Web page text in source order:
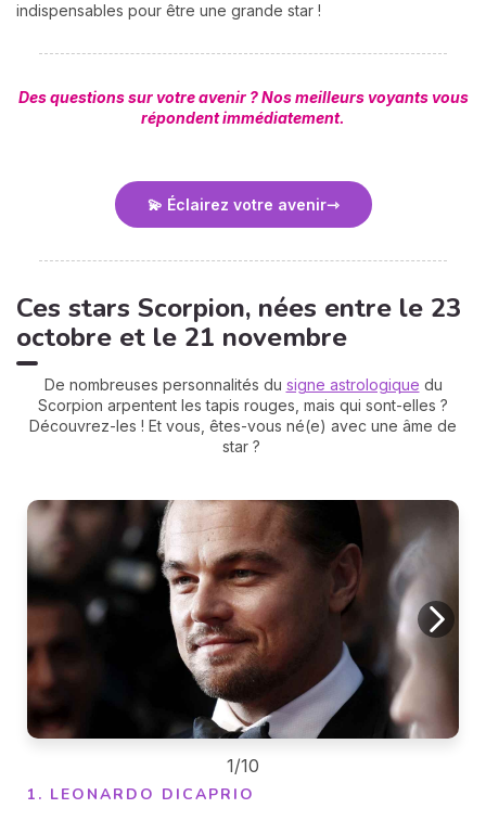
indispensables pour être une grande star !
Des questions sur votre avenir ? Nos meilleurs voyants vous
répondent immédiatement.
💫 Éclairez votre avenir
Ces stars Scorpion, nées entre le 23
octobre et le 21 novembre
De nombreuses personnalités du signe astrologique du
Scorpion arpentent les tapis rouges, mais qui sont-elles ?
Découvrez-les ! Et vous, êtes-vous né(e) avec une âme de
star ?
1. LEONARDO DICAPRIO
1/10